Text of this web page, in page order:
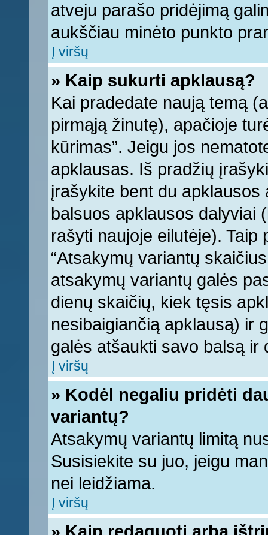
atveju parašo pridėjimą
aukščiau minėto punkto
Į viršų
» Kaip sukurti apklausą?
Kai pradedate naują temą
pirmąją žinutę), apačioje
kūrimas”. Jeigu jos
apklausas. Iš pradžių
įrašykite bent du
balsuos apklausos dalyviai
rašyti naujoje eilutėje).
“Atsakymų variantų
atsakymų variantų galės
dienų skaičių, kiek tęsis
nesibaigiančią apklausą) ir
galės atšaukti savo balsą ir
Į viršų
» Kodėl negaliu pridėti
variantų?
Atsakymų variantų limitą
Susisiekite su juo, jeigu
nei leidžiama.
Į viršų